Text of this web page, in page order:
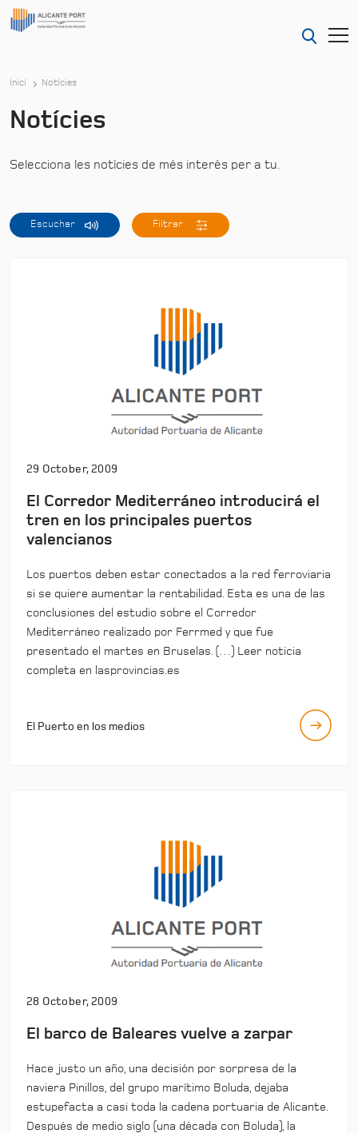
Inici Notícies
Notícies
Selecciona les notícies de més interès per a tu.
Escuchar Filtrar
29 October, 2009
El Corredor Mediterráneo introducirá el
tren en los principales puertos
valencianos
Los puertos deben estar conectados a la red ferroviaria
si se quiere aumentar la rentabilidad. Esta es una de las
conclusiones del estudio sobre el Corredor
Mediterráneo realizado por Ferrmed y que fue
presentado el martes en Bruselas. (…) Leer noticia
completa en lasprovincias.es
El Puerto en los medios
28 October, 2009
El barco de Baleares vuelve a zarpar
Hace justo un año, una decisión por sorpresa de la
naviera Pinillos, del grupo marítimo Boluda, dejaba
estupefacta a casi toda la cadena portuaria de Alicante.
Después de medio siglo (una década con Boluda), la